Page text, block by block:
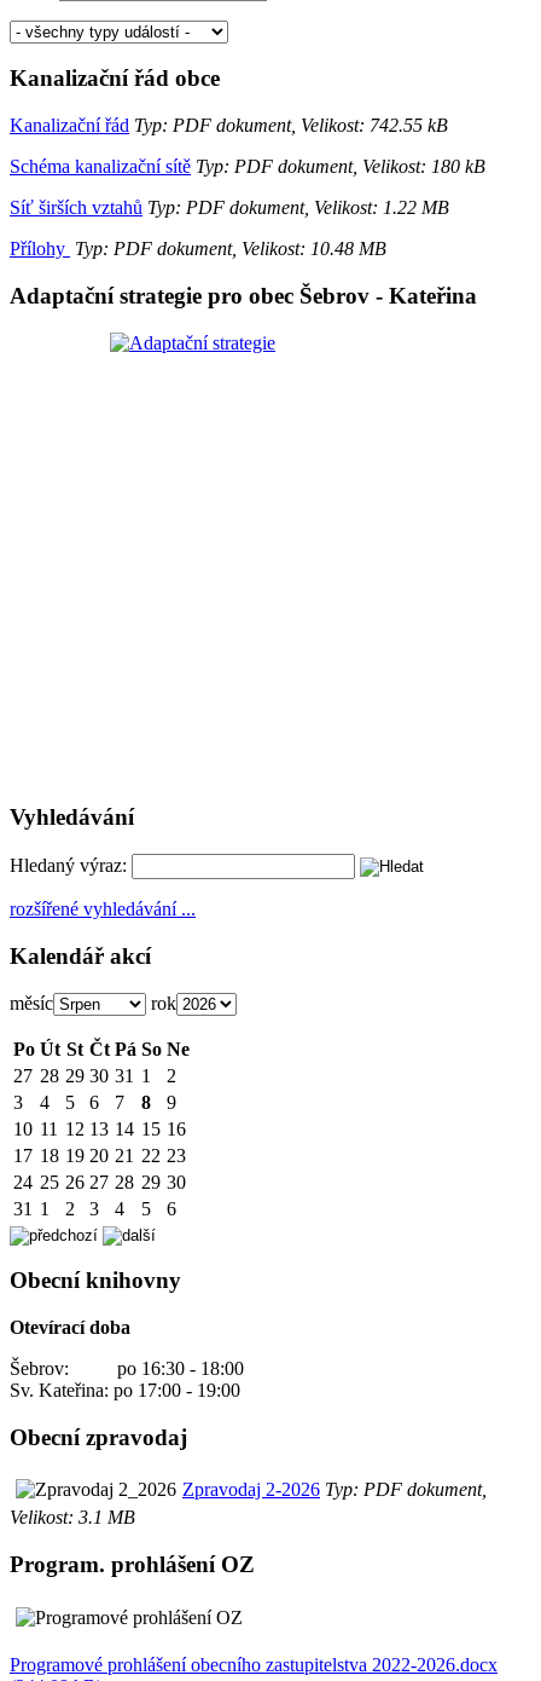
Kanalizační řád obce
Kanalizační řád Typ: PDF dokument, Velikost: 742.55 kB
Schéma kanalizační sítě Typ: PDF dokument, Velikost: 180 kB
Síť širších vztahů Typ: PDF dokument, Velikost: 1.22 MB
Přílohy Typ: PDF dokument, Velikost: 10.48 MB
Adaptační strategie pro obec Šebrov - Kateřina
Vyhledávání
Hledaný výraz:
rozšířené vyhledávání ...
Kalendář akcí
měsíc rok
Po Út St Čt Pá So Ne
27 28 29 30 31 1
2
3
4 5 6 7 8
9
10 11 12 13 14 15 16
17 18 19 20 21 22 23
24 25 26 27 28 29 30
31 1 2 3 4 5 6
Obecní knihovny
Otevírací doba
Šebrov: po 16:30 - 18:00
Sv. Kateřina: po 17:00 - 19:00
Obecní zpravodaj
Zpravodaj 2-2026 Typ: PDF dokument,
Velikost: 3.1 MB
Program. prohlášení OZ
Programové prohlášení obecního zastupitelstva 2022-2026.docx